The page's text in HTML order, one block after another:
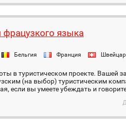
языка
Бельгия Франция
в туристическом проекте. Вашей
(на выбор) туристическим
если вы умеете убеждать и